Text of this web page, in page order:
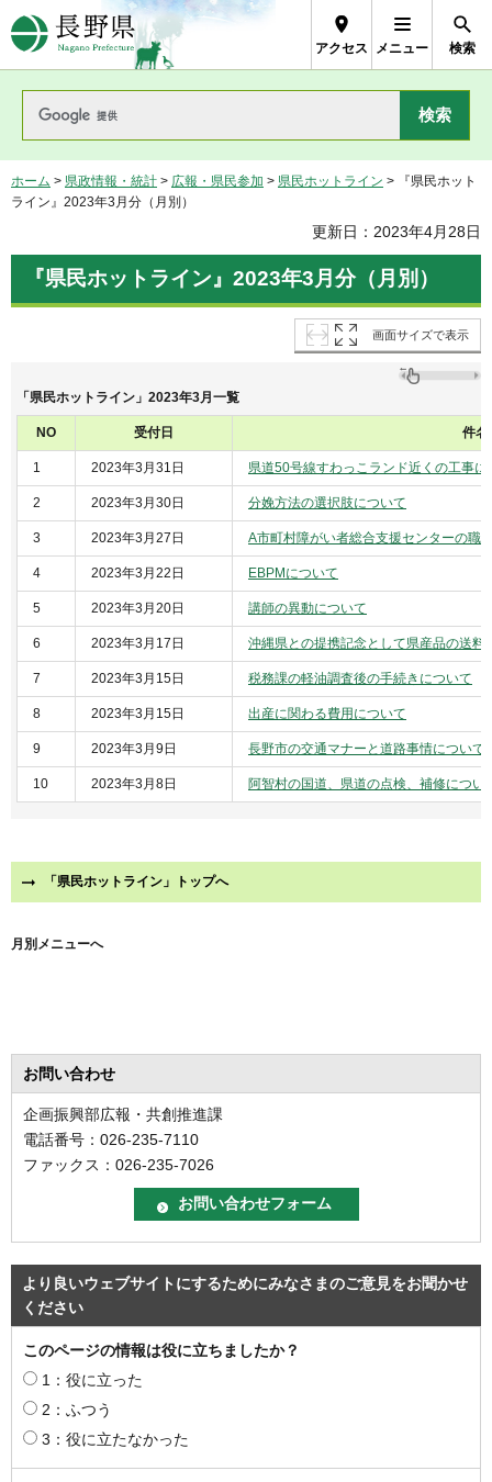
長野県Nagano Prefecture
アクセス メニュー 検索
ホーム > 県政情報・統計 > 広報・県民参加 > 県民ホットライン > 『県民ホット
ライン』2023年3月分（月別）
更新日：2023年4月28日
『県民ホットライン』2023年3月分（月別）
画面サイズで表示
「県民ホットライン」2023年3月一覧
NO 受付日 件名
1 2023年3月31日 県道50号線すわっこランド近くの工事に
2 2023年3月30日 分娩方法の選択肢について
3 2023年3月27日 A市町村障がい者総合支援センターの職
4 2023年3月22日 EBPMについて
5 2023年3月20日 講師の異動について
6 2023年3月17日 沖縄県との提携記念として県産品の送料
7 2023年3月15日 税務課の軽油調査後の手続きについて
8 2023年3月15日 出産に関わる費用について
9 2023年3月9日 長野市の交通マナーと道路事情について
10 2023年3月8日 阿智村の国道、県道の点検、補修につい
「県民ホットライン」トップへ
月別メニューへ
お問い合わせ
企画振興部広報・共創推進課
電話番号：026-235-7110
ファックス：026-235-7026
より良いウェブサイトにするためにみなさまのご意見をお聞かせ
ください
このページの情報は役に立ちましたか？
1：役に立った
2：ふつう
3：役に立たなかった